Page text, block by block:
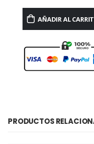
AÑADIR AL
PRODUCTOS